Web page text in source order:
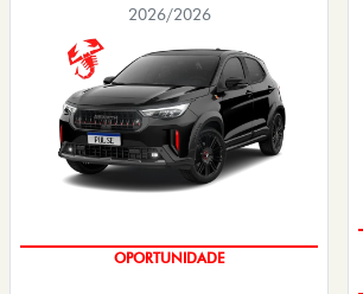
2026/2026
TAXA ZERO